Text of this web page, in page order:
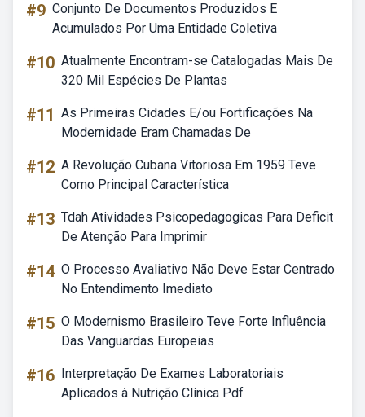
#9 Conjunto De Documentos Produzidos E
Acumulados Por Uma Entidade Coletiva
#10 Atualmente Encontram-se Catalogadas Mais De
320 Mil Espécies De Plantas
#11 As Primeiras Cidades E/ou Fortificações Na
Modernidade Eram Chamadas De
#12 A Revolução Cubana Vitoriosa Em 1959 Teve
Como Principal Característica
#13 Tdah Atividades Psicopedagogicas Para Deficit
De Atenção Para Imprimir
#14 O Processo Avaliativo Não Deve Estar Centrado
No Entendimento Imediato
#15 O Modernismo Brasileiro Teve Forte Influência
Das Vanguardas Europeias
#16 Interpretação De Exames Laboratoriais
Aplicados à Nutrição Clínica Pdf